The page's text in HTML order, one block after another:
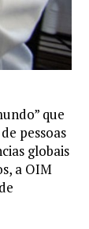
que
pessoas
globais
a OIM